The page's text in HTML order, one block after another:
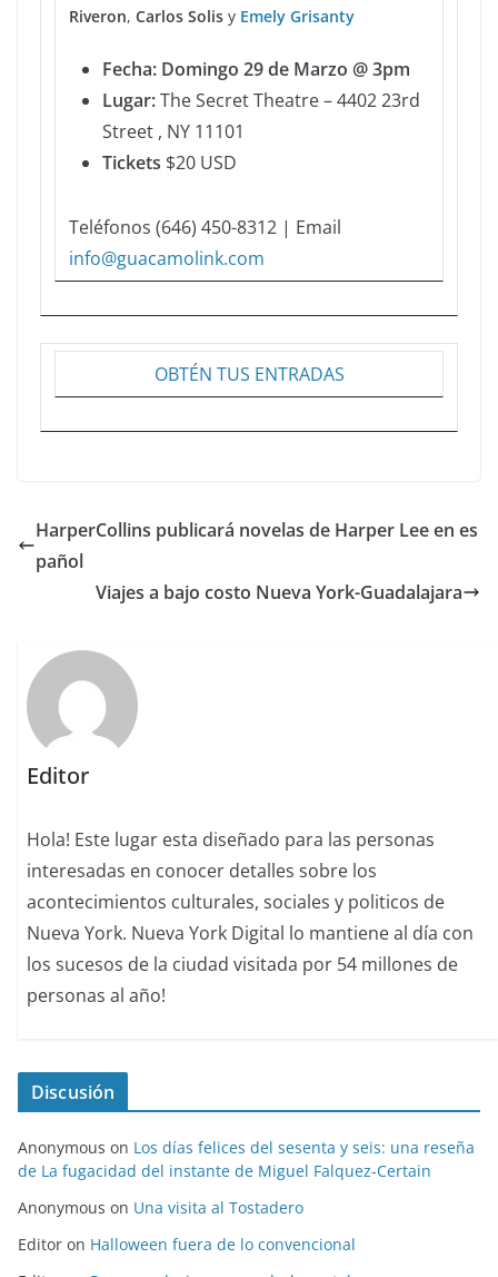
Riveron, Carlos Solis y Emely Grisanty
Fecha: Domingo 29 de Marzo @ 3pm
Lugar:The Secret Theatre – 4402 23rd
Street , NY 11101
Tickets $20 USD
Teléfonos (646) 450-8312 | Email
info@guacamolink.com
OBTÉN TUS ENTRADAS
HarperCollins publicará novelas de Harper Lee en es
pañol
Viajes a bajo costo Nueva York-Guadalajara
Editor
Hola! Este lugar esta diseñado para las personas
interesadas en conocer detalles sobre los
acontecimientos culturales, sociales y politicos de
Nueva York. Nueva York Digital lo mantiene al día con
los sucesos de la ciudad visitada por 54 millones de
personas al año!
Discusión
Anonymous on Los días felices del sesenta y seis: una reseña
de La fugacidad del instante de Miguel Falquez-Certain
Anonymous on Una visita al Tostadero
Editor on Halloween fuera de lo convencional